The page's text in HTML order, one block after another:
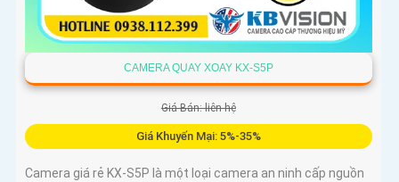
CAMERA QUAY XOAY KX-S5P
Giá Bán: liên hệ
Giá Khuyến Mại: 5%-35%
Camera giá rẻ KX-S5P là một loại camera an ninh cấp nguồn